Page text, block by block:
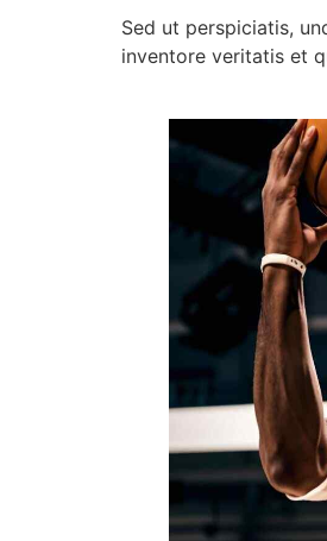
Sed ut perspiciatis,
inventore veritatis et